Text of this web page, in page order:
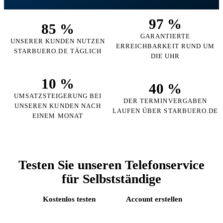
85 %
UNSERER KUNDEN NUTZEN
STARBUERO.DE TÄGLICH
97 %
GARANTIERTE
ERREICHBARKEIT RUND UM
DIE UHR
10 %
UMSATZSTEIGERUNG BEI
UNSEREN KUNDEN NACH
EINEM MONAT
40 %
DER TERMINVERGABEN
LAUFEN ÜBER STARBUERO.DE
Testen Sie unseren Telefonservice
für Selbstständige
Kostenlos testen Account erstellen